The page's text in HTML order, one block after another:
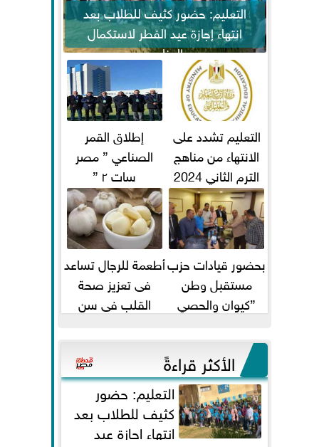
التعليم: حضور كثيف للطلاب بعد
انتهاء إجازة عيد الفطر لاستكمال
المناهج
التعليم تشدد على
الانتهاء من مناهج
الترم الثاني 2024
قبل الامتحانات
إطلاق القمر
الصناعي ” مصر
سات ٢ ”
بحضور قيادات حزب
مستقبل وطن
”كيوان والحصي
وعيسي” أمانه كفر...
أطعمة للرجال تساعد
فى تعزيز صحة
القلب فى سن
الأكثر قراءةً
التعليم: حضور
كثيف للطلاب بعد
انتهاء إجازة عيد